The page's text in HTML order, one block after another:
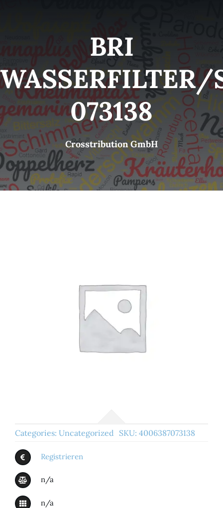
Brands
B2B-Shop
Kontakt
BRI
WASSERFILTER/
073138
Crosstribution GmbH
Categories: Uncategorized SKU: 4006387073138
Registrieren
n/a
n/a